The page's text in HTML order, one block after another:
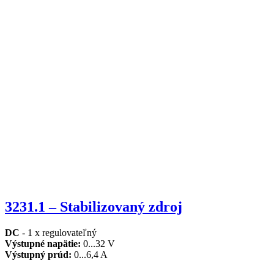
3231.1 – Stabilizovaný zdroj
DC - 1 x regulovateľný
Výstupné napätie: 0...32 V
Výstupný prúd: 0...6,4 A